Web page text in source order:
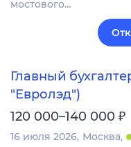
мостового…
Главный
"Евролэд")
120 000–140 000 ₽
16 июля 2026 Москва